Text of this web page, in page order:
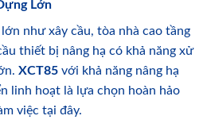
Lớn
như xây cầu, tòa nhà cao tầng
thiết bị nâng hạ có khả năng xử
XCT85 với khả năng nâng hạ
linh hoạt là lựa chọn hoàn hảo
việc tại đây.